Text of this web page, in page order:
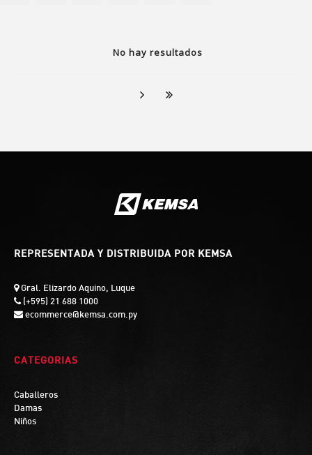
No hay resultados
REPRESENTADA Y DISTRIBUIDA POR KEMSA
Gral. Elizardo Aquino, Luque
(+595) 21 688 1000
ecommerce@kemsa.com.py
CATEGORIAS
Caballeros
Damas
Niños